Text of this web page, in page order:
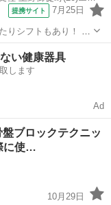
提携サイト 7月25日
わせて働ける♪ 虎ノ
未経験スタ
い健康器具
します
Ad
ブロックテクニッ
に使…
10月29日